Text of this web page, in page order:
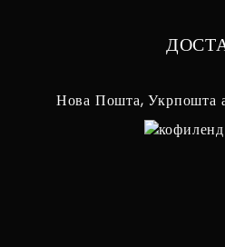
Нова Пошта, Укрпошта